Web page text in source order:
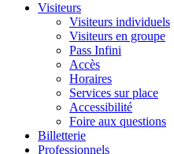
Visiteurs
Visiteurs individuels
Visiteurs en groupe
Pass Infini
Accès
Horaires
Services sur place
Accessibilité
Foire aux questions
Billetterie
Professionnels